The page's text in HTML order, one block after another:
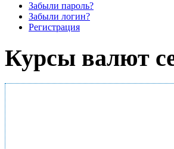
Забыли пароль?
Забыли логин?
Регистрация
Курсы валют